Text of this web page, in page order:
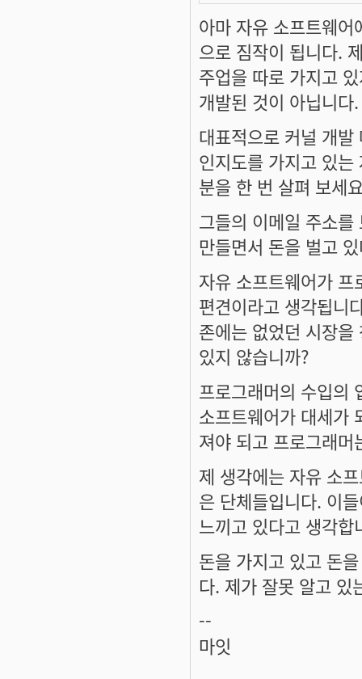
아마 자유 소프트웨
으로 짐작이 됩니다.
주업을 따로 가지고
개발된 것이 아닙니다.
대표적으로 커널 개
인지도를 가지고 있
분을 한 번 살펴 보세
그들의 이메일 주소
만들면서 돈을 벌고
자유 소프트웨어가
편견이라고 생각됩니
존에는 없었던 시장
있지 않습니까?
프로그래머의 수입의
소프트웨어가 대세가
져야 되고 프로그래머
제 생각에는 자유 소
은 단체들입니다. 이
느끼고 있다고 생각합
돈을 가지고 있고 돈
다. 제가 잘못 알고 있
--
마잇